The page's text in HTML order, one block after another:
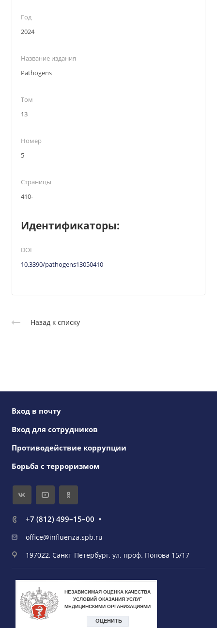
Год
2024
Название издания
Pathogens
Том
13
Номер
5
Страницы
410-
Идентификаторы:
DOI
10.3390/pathogens13050410
Назад к списку
Вход в почту
Вход для сотрудников
Противодействие коррупции
Борьба с терроризмом
+7 (812) 499–15–00
office@influenza.spb.ru
197022, Санкт-Петербург, ул. проф. Попова 15/17